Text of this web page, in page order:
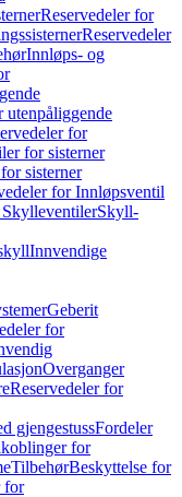
Reservedeler for
Reservedeler
Innløps- og
utenpåliggende
for
for sisterner
sisterner
for Innløpsventil
Skyll-
Innvendige
Geberit
for
Overganger
Reservedeler for
gjengestussFordeler
for
TilbehørBeskyttelse for
for